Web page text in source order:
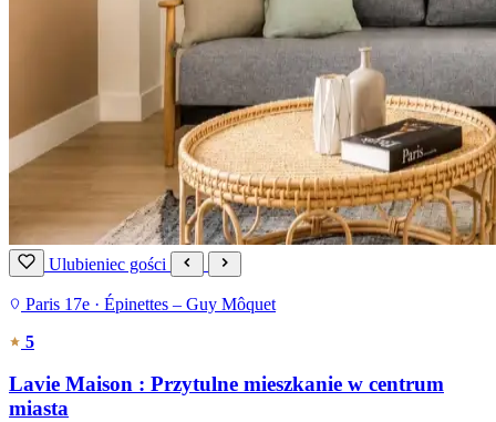
Ulubieniec gości
Paris 17e · Épinettes – Guy Môquet
5
Lavie Maison : Przytulne mieszkanie w centrum
miasta